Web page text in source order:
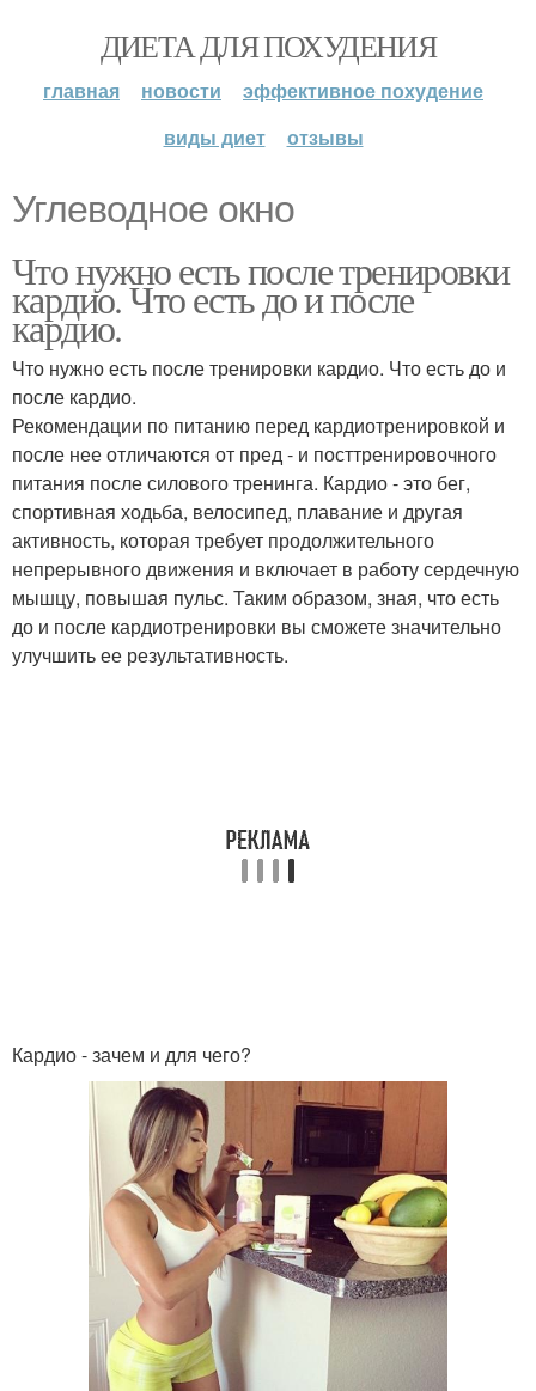
ДИЕТА ДЛЯ ПОХУДЕНИЯ
главная новости
эффективное похудение
виды диет
отзывы
Углеводное окно
Что нужно есть после тренировки
кардио. Что есть до и после
кардио.
Что нужно есть после тренировки кардио. Что есть до и
после кардио.
Рекомендации по питанию перед кардиотренировкой и
после нее отличаются от пред - и посттренировочного
питания после силового тренинга. Кардио - это бег,
спортивная ходьба, велосипед, плавание и другая
активность, которая требует продолжительного
непрерывного движения и включает в работу сердечную
мышцу, повышая пульс. Таким образом, зная, что есть
до и после кардиотренировки вы сможете значительно
улучшить ее результативность.
Кардио - зачем и для чего?